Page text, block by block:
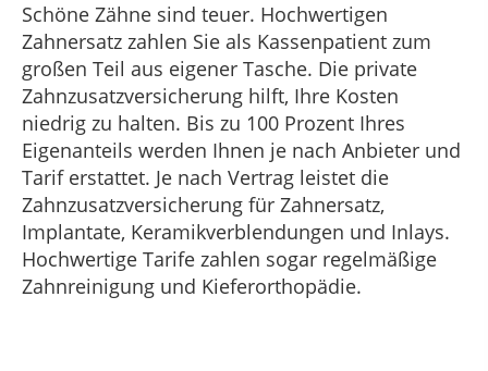
Schöne Zähne sind teuer. Hochwertigen
Zahnersatz zahlen Sie als Kassenpatient zum
großen Teil aus eigener Tasche. Die private
Zahnzusatzversicherung hilft, Ihre Kosten
niedrig zu halten. Bis zu 100 Prozent Ihres
Eigenanteils werden Ihnen je nach Anbieter und
Tarif erstattet. Je nach Vertrag leistet die
Zahnzusatzversicherung für Zahnersatz,
Implantate, Keramikverblendungen und Inlays.
Hochwertige Tarife zahlen sogar regelmäßige
Zahnreinigung und Kieferorthopädie.